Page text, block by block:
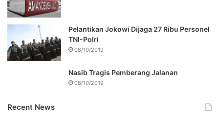
Pelantikan Jokowi Dijaga 27 Ribu Personel
TNI-Polri
08/10/2019
Nasib Tragis Pemberang Jalanan
08/10/2019
Recent News